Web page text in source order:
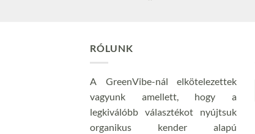
RÓLUNK
A GreenVibe-nál elkötelezettek
vagyunk amellett, hogy a
legkiválóbb választékot nyújtsuk
organikus kender alapú